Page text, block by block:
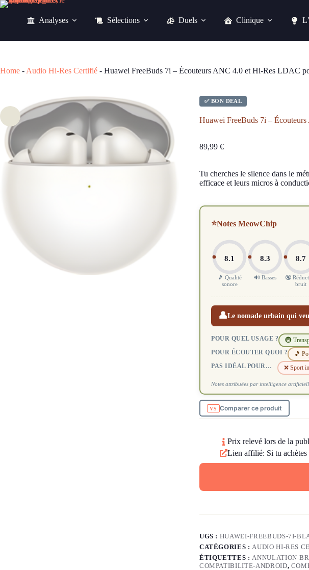
Passer
Analyses Sélections Duels Clinique
Home - Audio Hi-Res Certifié - Huawei FreeBuds 7i – Écouteurs ANC 4.0 et Hi-Res LDAC
✅ BON DEAL
Huawei FreeBuds 7i –
89,99 €
Tu cherches le silence dans le
efficace et leurs micros à
⭐Notes MeowChip
8.1
🎵 Qualité
sonore
8.3
🔊 Basses
8.7
🔇
bruit
👤Le nomade urbain qui
POUR QUEL USAGE ? 🚇
POUR ÉCOUTER QUOI ? 🎵
PAS IDÉAL POUR… ❌ Sport
Notes attribuées par intelligence
Comparer ce produit
Prix relevé lors de la
Lien affilié: Si tu
UGS : HUAWEI-FREEBUDS-7I-
CATÉGORIES : AUDIO HI-RES
ÉTIQUETTES : ANNULATION-
COMPATIBILITE-ANDROID,